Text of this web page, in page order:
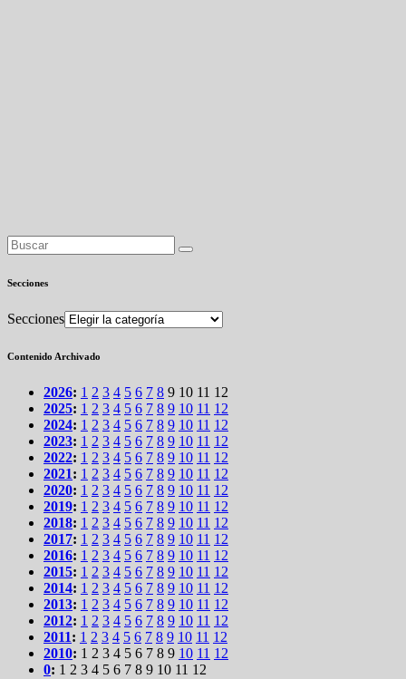
Secciones
Secciones
Contenido Archivado
2026: 1 2 3 4 5 6 7 8 9 10 11 12
2025: 1 2 3 4 5 6 7 8 9 10 11 12
2024: 1 2 3 4 5 6 7 8 9 10 11 12
2023: 1 2 3 4 5 6 7 8 9 10 11 12
2022: 1 2 3 4 5 6 7 8 9 10 11 12
2021: 1 2 3 4 5 6 7 8 9 10 11 12
2020: 1 2 3 4 5 6 7 8 9 10 11 12
2019: 1 2 3 4 5 6 7 8 9 10 11 12
2018: 1 2 3 4 5 6 7 8 9 10 11 12
2017: 1 2 3 4 5 6 7 8 9 10 11 12
2016: 1 2 3 4 5 6 7 8 9 10 11 12
2015: 1 2 3 4 5 6 7 8 9 10 11 12
2014: 1 2 3 4 5 6 7 8 9 10 11 12
2013: 1 2 3 4 5 6 7 8 9 10 11 12
2012: 1 2 3 4 5 6 7 8 9 10 11 12
2011: 1 2 3 4 5 6 7 8 9 10 11 12
2010: 1 2 3 4 5 6 7 8 9 10 11 12
0: 1 2 3 4 5 6 7 8 9 10 11 12